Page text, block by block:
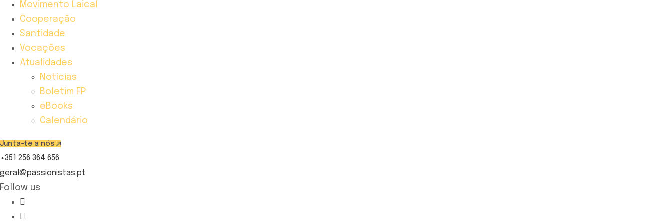
Movimento Laical
Cooperação
Santidade
Vocações
Atualidades
Notícias
Boletim FP
eBooks
Calendário
Junta-te a nós
+351 256 364 656
geral@passionistas.pt
Follow us